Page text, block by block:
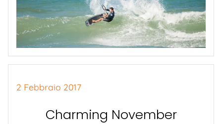
2 Febbraio 2017
Charming November